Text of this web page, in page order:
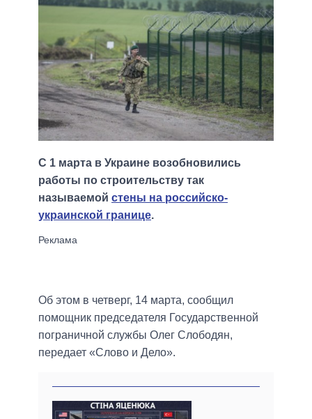
С 1 марта в Украине возобновились
работы по строительству так
называемой стены на российско-
украинской границе.
Об этом в четверг, 14 марта, сообщил
помощник председателя Государственной
пограничной службы Олег Слободян,
передает «Слово и Дело».